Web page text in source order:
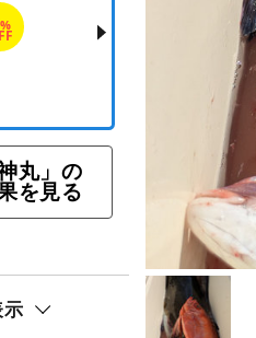
ジギング）
込み）
9%
OFF
丸」の
を見る
示